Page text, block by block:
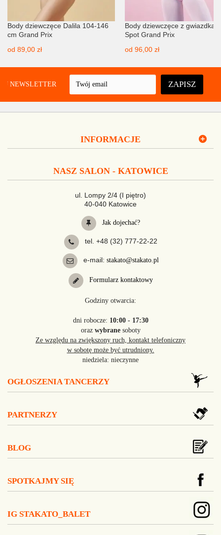
Body dziewczęce Dalila 104-146
cm Grand Prix
od 89,00 zł
Body dziewczęce z
Spot Grand Prix
od 96,00 zł
NEWSLETTER ZAPISZ
INFORMACJE
NASZ SALON - KATOWICE
ul. Lompy 2/4 (I piętro)
40-040 Katowice
Jak dojechać?
tel. +48 (32) 777-22-22
e-mail: stakato@stakato.pl
Formularz kontaktowy
Godziny otwarcia:
dni robocze: 10:00 - 17:30
oraz wybranesoboty
Ze względu na zwiększony ruch, kontakt telefoniczny
w sobotę może być utrudniony.
niedziela: nieczynne
OGŁOSZENIA TANCERZY
PARTNERZY
BLOG
SPOTKAJMY SIĘ
IG STAKATO_BALET